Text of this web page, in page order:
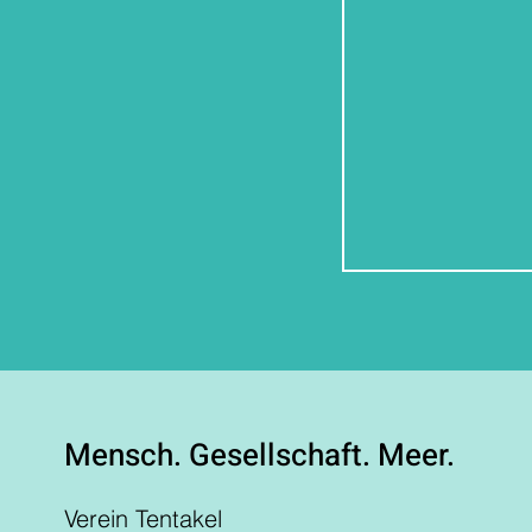
Mensch. Gesellschaft. Meer.
Verein Tentakel